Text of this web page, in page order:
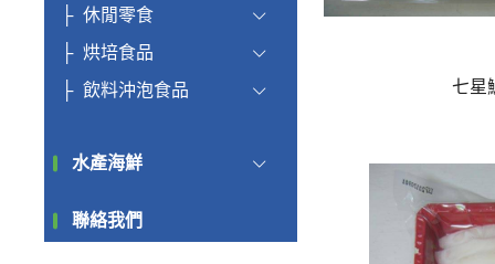
休閒零食
烘培食品
飲料沖泡食品
水產海鮮
聯絡我們
七星